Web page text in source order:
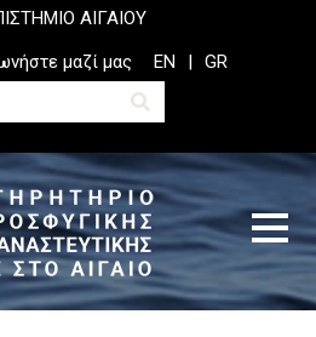
ΑΙΓΑΙΟΥ
μαζί μας
EN GR